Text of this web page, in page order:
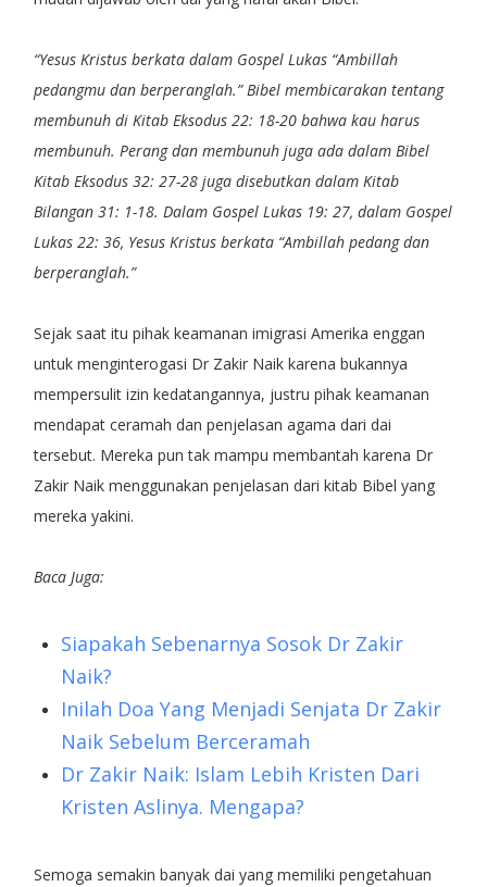
“Yesus Kristus berkata dalam Gospel Lukas “Ambillah
pedangmu dan berperanglah.” Bibel membicarakan tentang
membunuh di Kitab Eksodus 22: 18-20 bahwa kau harus
membunuh. Perang dan membunuh juga ada dalam Bibel
Kitab Eksodus 32: 27-28 juga disebutkan dalam Kitab
Bilangan 31: 1-18. Dalam Gospel Lukas 19: 27, dalam Gospel
Lukas 22: 36, Yesus Kristus berkata “Ambillah pedang dan
berperanglah.”
Sejak saat itu pihak keamanan imigrasi Amerika enggan
untuk menginterogasi Dr Zakir Naik karena bukannya
mempersulit izin kedatangannya, justru pihak keamanan
mendapat ceramah dan penjelasan agama dari dai
tersebut. Mereka pun tak mampu membantah karena Dr
Zakir Naik menggunakan penjelasan dari kitab Bibel yang
mereka yakini.
Baca Juga:
Siapakah Sebenarnya Sosok Dr Zakir
Naik?
Inilah Doa Yang Menjadi Senjata Dr Zakir
Naik Sebelum Berceramah
Dr Zakir Naik: Islam Lebih Kristen Dari
Kristen Aslinya. Mengapa?
Semoga semakin banyak dai yang memiliki pengetahuan